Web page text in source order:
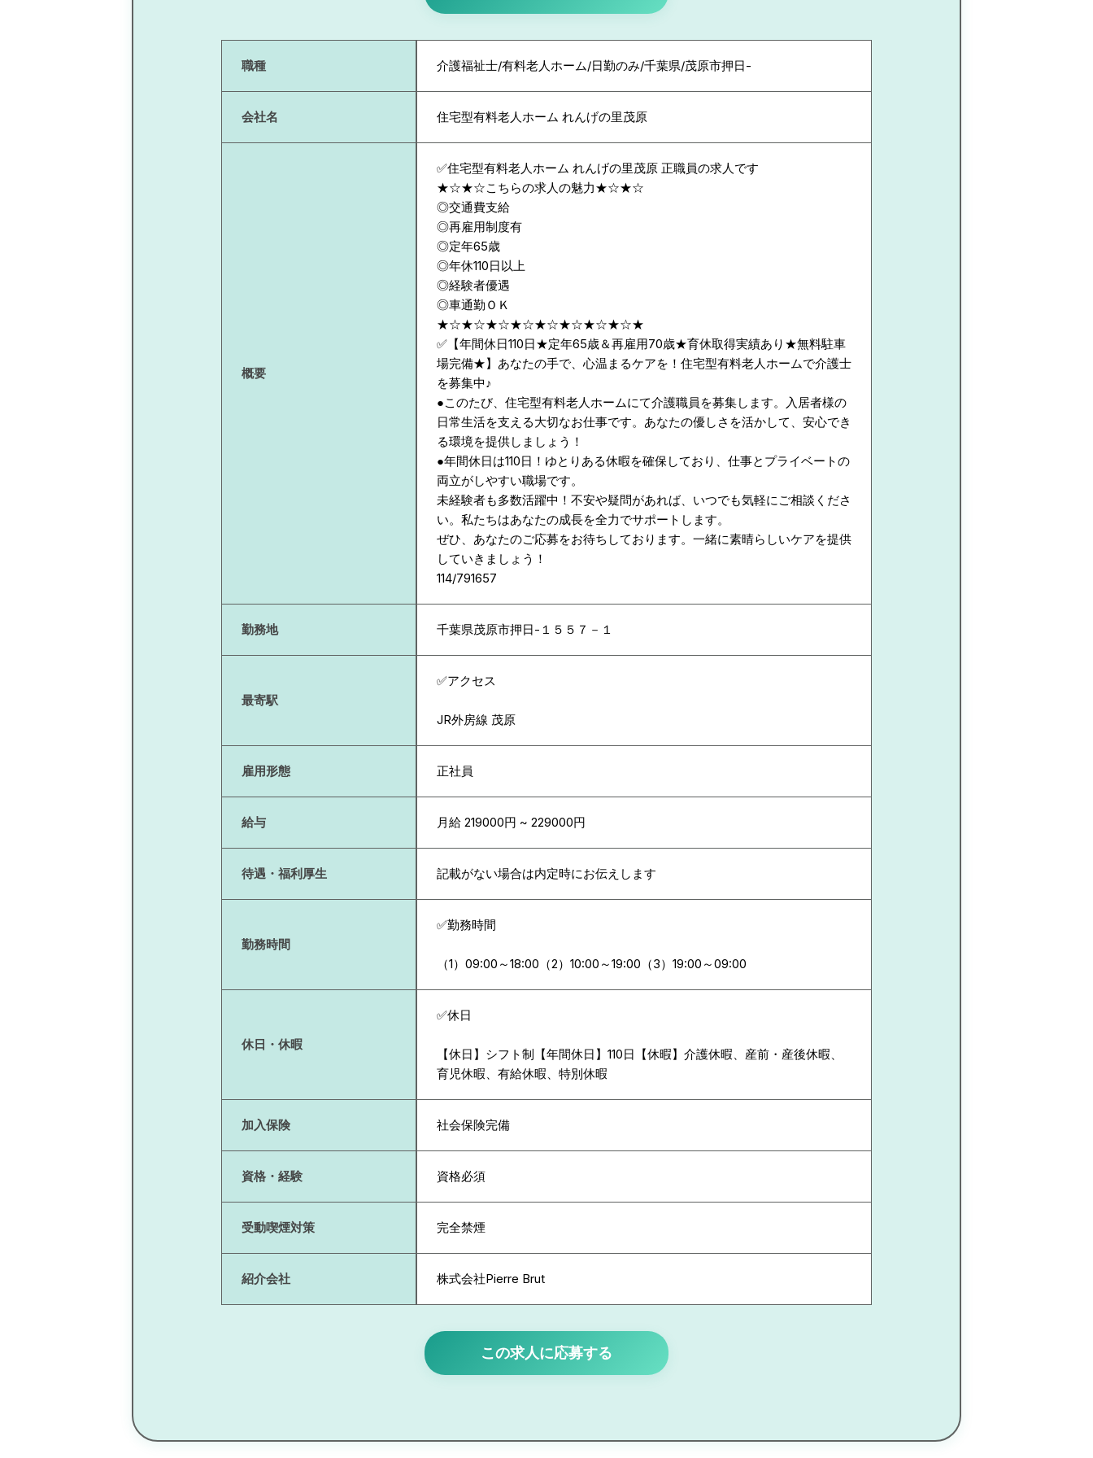
職種 介護福祉士/有料老人ホーム/日勤のみ/千葉県/茂原市押日-
会社名 住宅型有料老人ホーム れんげの里茂原
概要
✅住宅型有料老人ホーム れんげの里茂原 正職員の求人です
★☆★☆こちらの求人の魅力★☆★☆
◎交通費支給
◎再雇用制度有
◎定年65歳
◎年休110日以上
◎経験者優遇
◎車通勤ＯＫ
★☆★☆★☆★☆★☆★☆★☆★☆★
✅【年間休日110日★定年65歳＆再雇用70歳★育休取得実績あり★無料駐車
場完備★】あなたの手で、心温まるケアを！住宅型有料老人ホームで介護士
を募集中♪
●このたび、住宅型有料老人ホームにて介護職員を募集します。入居者様の
日常生活を支える大切なお仕事です。あなたの優しさを活かして、安心でき
る環境を提供しましょう！
●年間休日は110日！ゆとりある休暇を確保しており、仕事とプライベートの
両立がしやすい職場です。
未経験者も多数活躍中！不安や疑問があれば、いつでも気軽にご相談くださ
い。私たちはあなたの成長を全力でサポートします。
ぜひ、あなたのご応募をお待ちしております。一緒に素晴らしいケアを提供
していきましょう！
114/791657
勤務地 千葉県茂原市押日-１５５７－１
最寄駅
✅アクセス
JR外房線 茂原
雇用形態 正社員
給与 月給 219000円 ~ 229000円
待遇・福利厚生 記載がない場合は内定時にお伝えします
勤務時間
✅勤務時間
（1）09:00～18:00（2）10:00～19:00（3）19:00～09:00
休日・休暇
✅休日
【休日】シフト制【年間休日】110日【休暇】介護休暇、産前・産後休暇、
育児休暇、有給休暇、特別休暇
加入保険 社会保険完備
資格・経験 資格必須
受動喫煙対策 完全禁煙
紹介会社 株式会社Pierre Brut
この求人に応募する